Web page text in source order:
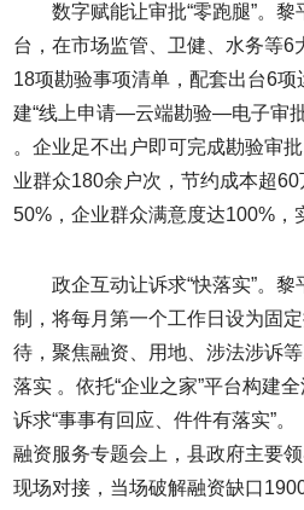
数字赋能让审批“零跑腿”。黎
台，在市场监管、卫健、水务等6
18项勘验事项清单，配套出台6
建“线上申请—云端勘验—电子审
。企业足不出户即可完成勘验审
业群众180余户次，节约成本超
50%，企业群众满意度达100%，
政企互动让诉求“快落实”。黎
制，将每月第一个工作日设为固
待，聚焦融资、用地、涉法涉诉
落实 。依托“企业之家”平台构建
诉求“事事有回应、件件有落实”
融资服务专题会上，县政府主要
现场对接，当场破解融资缺口